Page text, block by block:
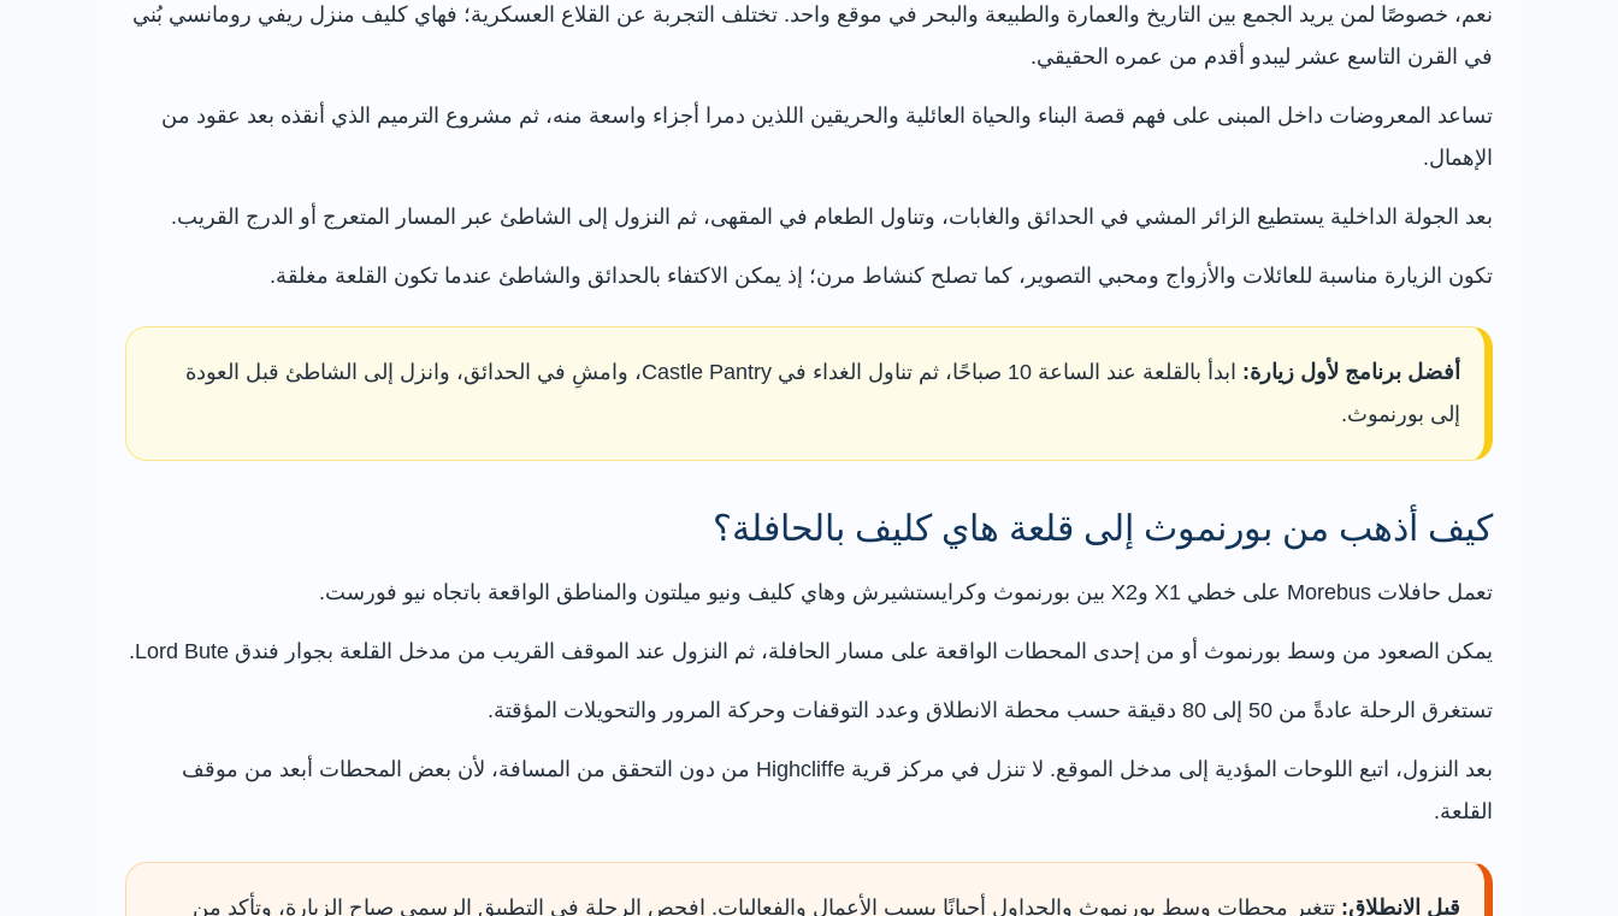
نعم، خصوصًا لمن يريد الجمع بين التاريخ والعمارة والطبيعة والبحر في موقع واحد. تختلف التجربة عن القلاع العسكرية؛ فهاي كليف منزل ريفي رومانسي بُني
في القرن التاسع عشر ليبدو أقدم من عمره الحقيقي.
تساعد المعروضات داخل المبنى على فهم قصة البناء والحياة العائلية والحريقين اللذين دمرا أجزاء واسعة منه، ثم مشروع الترميم الذي أنقذه بعد عقود من
الإهمال.
بعد الجولة الداخلية يستطيع الزائر المشي في الحدائق والغابات، وتناول الطعام في المقهى، ثم النزول إلى الشاطئ عبر المسار المتعرج أو الدرج القريب.
تكون الزيارة مناسبة للعائلات والأزواج ومحبي التصوير، كما تصلح كنشاط مرن؛ إذ يمكن الاكتفاء بالحدائق والشاطئ عندما تكون القلعة مغلقة.
أفضل برنامج لأول زيارة:
ابدأ بالقلعة عند الساعة 10 صباحًا، ثم تناول الغداء في Castle Pantry، وامشِ في الحدائق، وانزل إلى الشاطئ قبل العودة
إلى بورنموث.
كيف أذهب من بورنموث إلى قلعة هاي كليف بالحافلة؟
تعمل حافلات Morebus على خطي X1 وX2 بين بورنموث وكرايستشيرش وهاي كليف ونيو ميلتون والمناطق الواقعة باتجاه نيو فورست.
يمكن الصعود من وسط بورنموث أو من إحدى المحطات الواقعة على مسار الحافلة، ثم النزول عند الموقف القريب من مدخل القلعة بجوار فندق Lord Bute.
تستغرق الرحلة عادةً من 50 إلى 80 دقيقة حسب محطة الانطلاق وعدد التوقفات وحركة المرور والتحويلات المؤقتة.
بعد النزول، اتبع اللوحات المؤدية إلى مدخل الموقع. لا تنزل في مركز قرية Highcliffe من دون التحقق من المسافة، لأن بعض المحطات أبعد من موقف
القلعة.
قبل الانطلاق: تتغير محطات وسط بورنموث والجداول أحيانًا بسبب الأعمال والفعاليات. افحص الرحلة في التطبيق الرسمي صباح الزيارة، وتأكد من